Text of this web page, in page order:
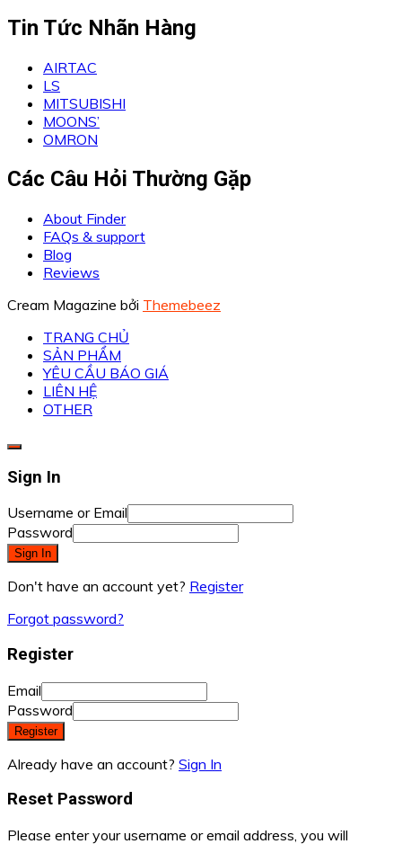
Tin Tức Nhãn Hàng
AIRTAC
LS
MITSUBISHI
MOONS’
OMRON
Các Câu Hỏi Thường Gặp
About Finder
FAQs & support
Blog
Reviews
Cream Magazine bởi Themebeez
TRANG CHỦ
SẢN PHẨM
YÊU CẦU BÁO GIÁ
LIÊN HỆ
OTHER
Sign In
Username or Email
Password
Sign In
Don't have an account yet? Register
Forgot password?
Register
Email
Password
Register
Already have an account? Sign In
Reset Password
Please enter your username or email address, you will